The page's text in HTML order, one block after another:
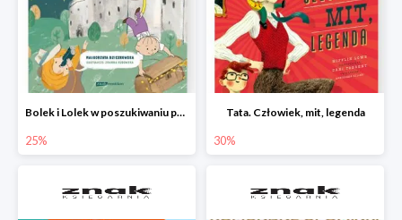
Bolek i Lolek w poszukiwaniu polskich skarbów
25%
Tata. Człowiek, mit, legenda
30%